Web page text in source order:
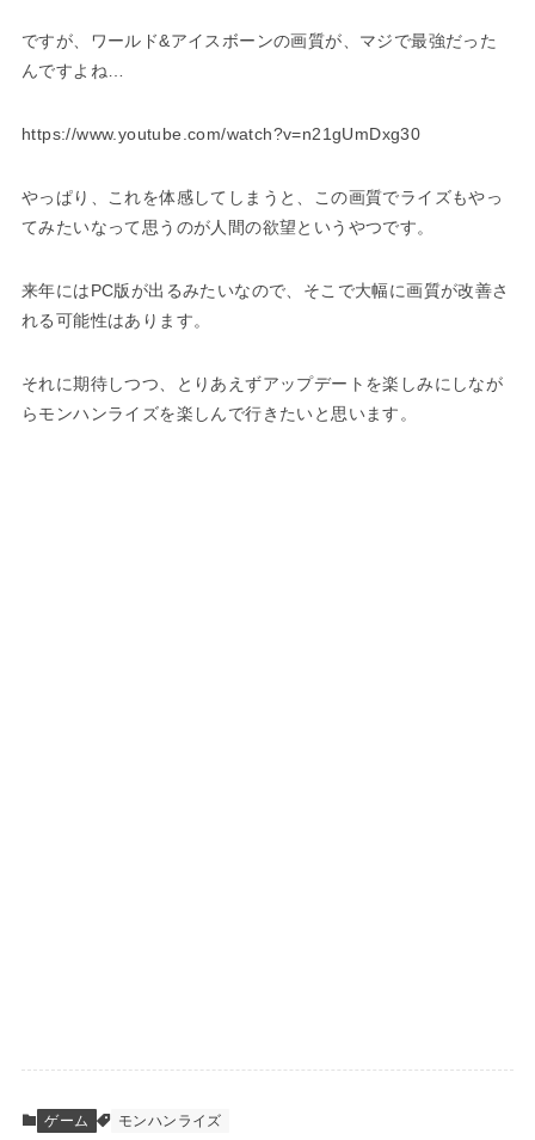
ですが、ワールド&アイスボーンの画質が、マジで最強だった
んですよね…
https://www.youtube.com/watch?v=n21gUmDxg30
やっぱり、これを体感してしまうと、この画質でライズもやっ
てみたいなって思うのが人間の欲望というやつです。
来年にはPC版が出るみたいなので、そこで大幅に画質が改善さ
れる可能性はあります。
それに期待しつつ、とりあえずアップデートを楽しみにしなが
らモンハンライズを楽しんで行きたいと思います。
ゲーム モンハンライズ